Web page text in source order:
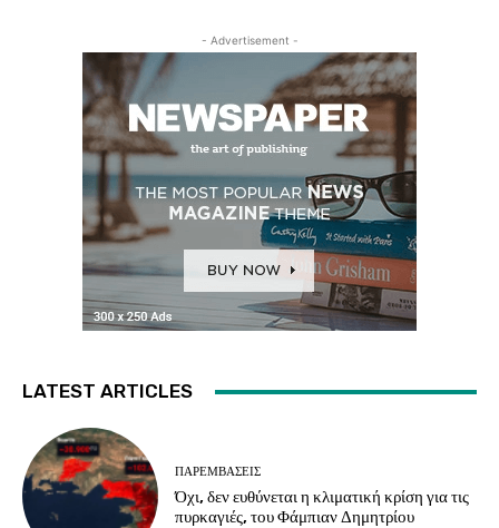
- Advertisement -
LATEST ARTICLES
ΠΑΡΕΜΒΑΣΕΙΣ
Όχι, δεν ευθύνεται η κλιματική κρίση για τις
πυρκαγιές, του Φάμπιαν Δημητρίου